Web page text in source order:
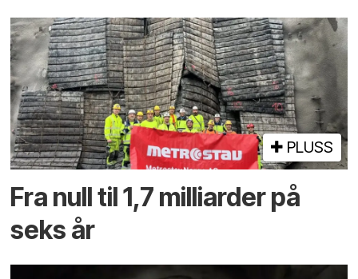
PLUSS
Fra null til 1,7 milliarder på
seks år